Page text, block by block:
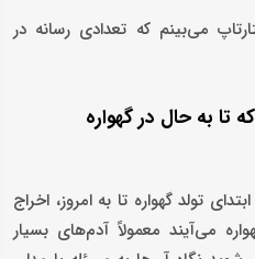
می‌بینم که تعدادی رسانه در
به حال در گهواره
تولد گهواره تا به امروز، اخراج
می‌آیند معمولاً آدم‌های بسیار